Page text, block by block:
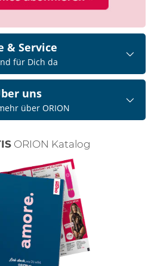
& Service
für Dich da
uns
über ORION
ORION Katalog